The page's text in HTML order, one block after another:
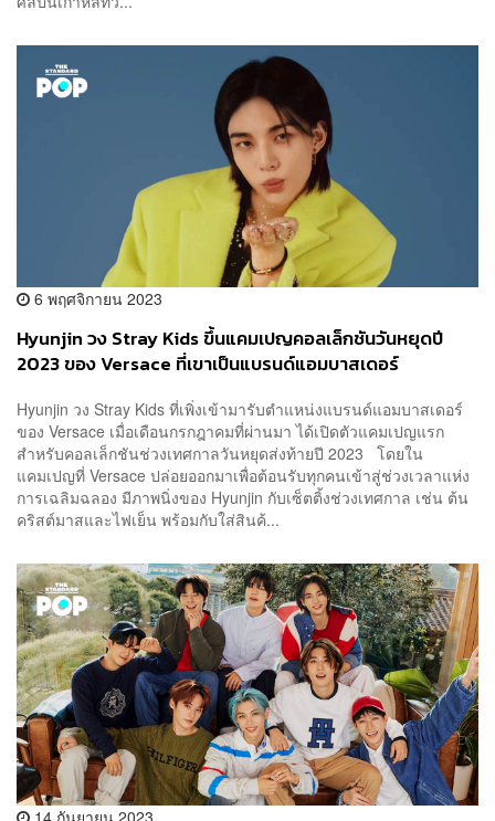
6 พฤศจิกายน 2023
Hyunjin วง Stray Kids ขึ้นแคมเปญคอลเล็กชันวันหยุดปี
2023 ของ Versace ที่เขาเป็นแบรนด์แอมบาสเดอร์
Hyunjin วง Stray Kids ที่เพิ่งเข้ามารับตำแหน่งแบรนด์แอมบาสเดอร์
ของ Versace เมื่อเดือนกรกฎาคมที่ผ่านมา ได้เปิดตัวแคมเปญแรก
สำหรับคอลเล็กชันช่วงเทศกาลวันหยุดส่งท้ายปี 2023 โดยใน
แคมเปญที่ Versace ปล่อยออกมาเพื่อต้อนรับทุกคนเข้าสู่ช่วงเวลาแห่ง
การเฉลิมฉลอง มีภาพนิ่งของ Hyunjin กับเซ็ตติ้งช่วงเทศกาล เช่น ต้น
คริสต์มาสและไฟเย็น พร้อมกับใส่สินค้...
14 กันยายน 2023